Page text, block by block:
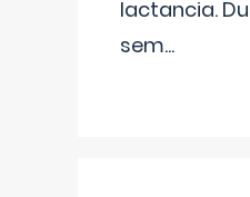
lactancia.
sem...